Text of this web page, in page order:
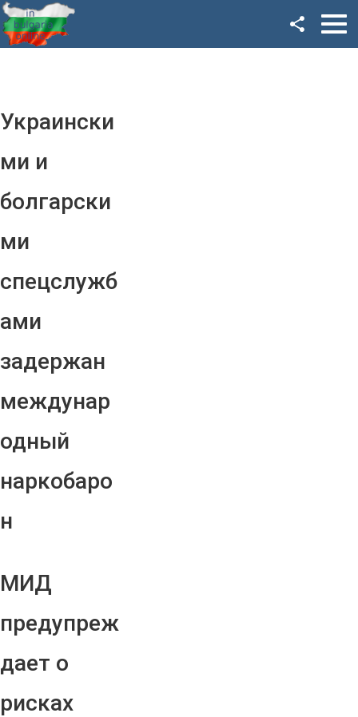
Украински
ми и
болгарски
ми
спецслужб
ами
задержан
междунар
одный
наркобаро
н
МИД
предупреж
дает о
рисках